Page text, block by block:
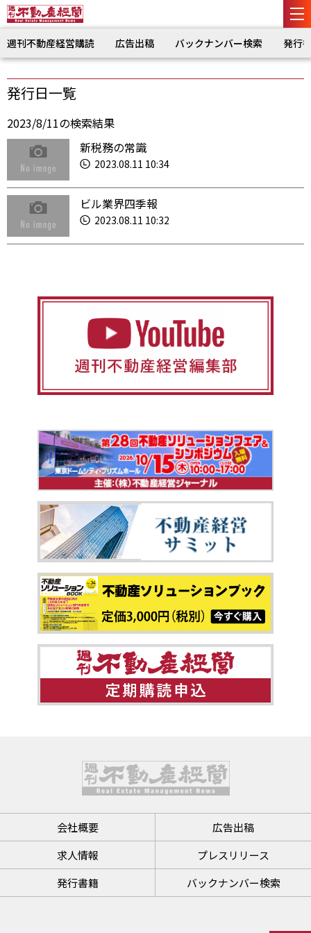
週刊不動産経営購読 広告出稿 バックナンバー検索 発行
発行日一覧
2023/8/11の検索結果
新税務の常識
2023.08.11 10:34
ビル業界四季報
2023.08.11 10:32
会社概要
広告出稿
求人情報
プレスリリース
発行書籍
バックナンバー検索